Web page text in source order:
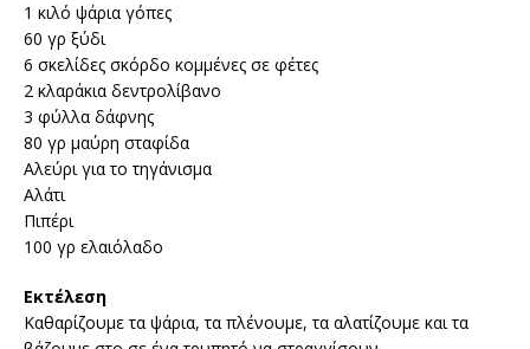
1 κιλό ψάρια γόπες
60 γρ ξύδι
6 σκελίδες σκόρδο κομμένες σε φέτες
2 κλαράκια δεντρολίβανο
3 φύλλα δάφνης
80 γρ μαύρη σταφίδα
Αλεύρι για το τηγάνισμα
Αλάτι
Πιπέρι
100 γρ ελαιόλαδο
Εκτέλεση
Καθαρίζουμε τα ψάρια, τα πλένουμε, τα αλατίζουμε και τα